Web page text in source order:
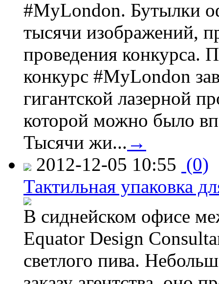
#MyLondon. Бутылки
тысячи изображений,
проведения конкурса.
конкурс #MyLondon
гигантской лазерной
которой можно было
Тысячи жи... →
2012-12-05 10:55 (0)
Тактильная упаковка
В сиднейском офисе
Equator Design
светлого пива.